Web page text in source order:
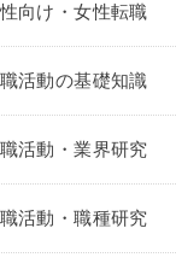
向け・女性転職
活動の基礎知識
活動・業界研究
活動・職種研究